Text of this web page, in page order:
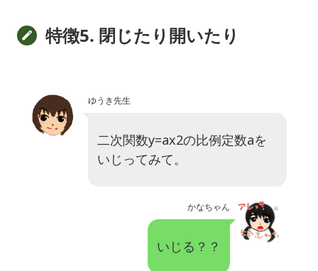
特徴5. 閉じたり開いたり
ゆうき先生
二次関数y=ax2の比例定数aを
いじってみて。
かなちゃん
いじる？？